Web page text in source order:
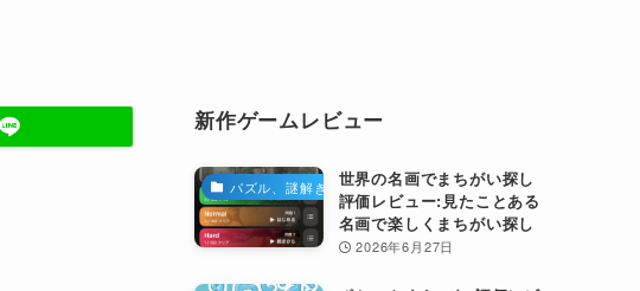
新作ゲームレビュー
パズル、謎解き
世界の名画でまちがい探し
評価レビュー:見たことある
名画で楽しくまちがい探し
2026年6月27日